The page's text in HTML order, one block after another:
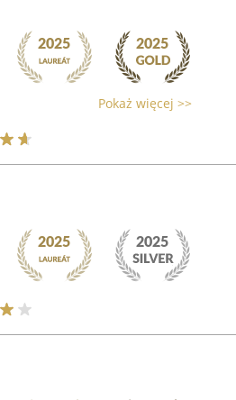
Pokaż więcej >>